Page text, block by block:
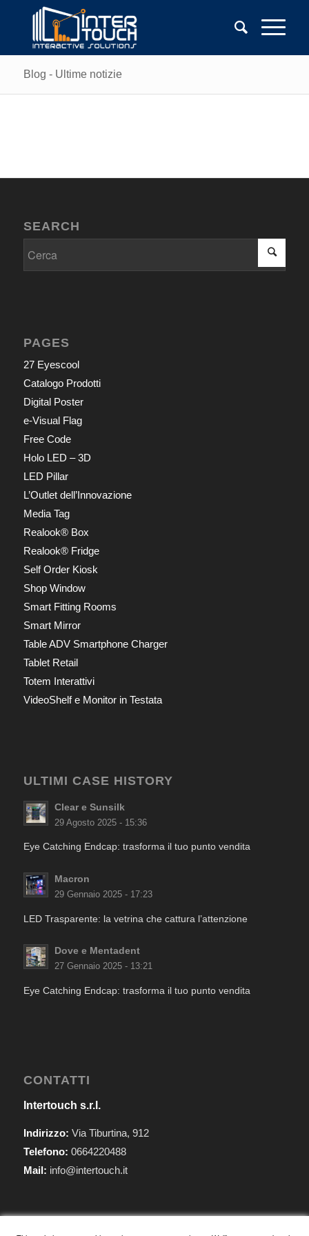
Blog - Ultime notizie
SEARCH
PAGES
27 Eyescool
Catalogo Prodotti
Digital Poster
e-Visual Flag
Free Code
Holo LED – 3D
LED Pillar
L’Outlet dell’Innovazione
Media Tag
Realook® Box
Realook® Fridge
Self Order Kiosk
Shop Window
Smart Fitting Rooms
Smart Mirror
Table ADV Smartphone Charger
Tablet Retail
Totem Interattivi
VideoShelf e Monitor in Testata
ULTIMI CASE HISTORY
Clear e Sunsilk
29 Agosto 2025 - 15:36
Eye Catching Endcap: trasforma il tuo punto vendita
Macron
29 Gennaio 2025 - 17:23
LED Trasparente: la vetrina che cattura l’attenzione
Dove e Mentadent
27 Gennaio 2025 - 13:21
Eye Catching Endcap: trasforma il tuo punto vendita
CONTATTI
Intertouch s.r.l.
Indirizzo: Via Tiburtina, 912
Telefono: 0664220488
Mail: info@intertouch.it